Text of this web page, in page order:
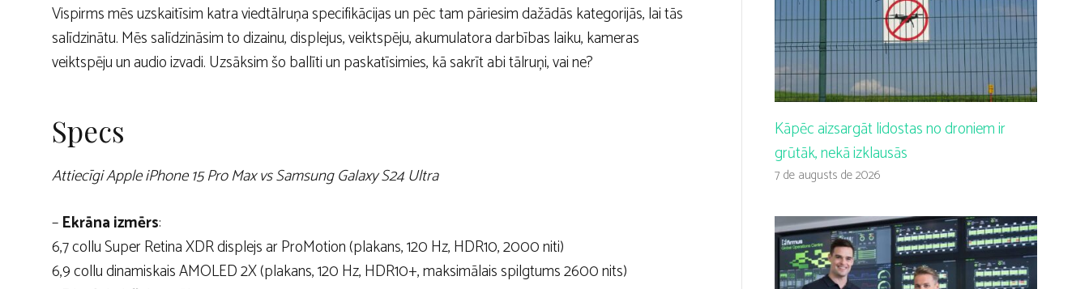
Vispirms mēs uzskaitīsim katra viedtālruņa specifikācijas un pēc tam pāriesim dažādās kategorijās, lai tās
salīdzinātu. Mēs salīdzināsim to dizainu, displejus, veiktspēju, akumulatora darbības laiku, kameras
veiktspēju un audio izvadi. Uzsāksim šo ballīti un paskatīsimies, kā sakrīt abi tālruņi, vai ne?
Specs
Attiecīgi Apple iPhone 15 Pro Max vs Samsung Galaxy S24 Ultra
–Ekrāna izmērs:
6,7 collu Super Retina XDR displejs ar ProMotion (plakans, 120 Hz, HDR10, 2000 niti)
6,9 collu dinamiskais AMOLED 2X (plakans, 120 Hz, HDR10+, maksimālais spilgtums 2600 nits)
Kāpēc aizsargāt lidostas no droniem ir
grūtāk, nekā izklausās
7 de augusts de 2026